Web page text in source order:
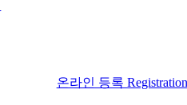
온라인 등록 Registration